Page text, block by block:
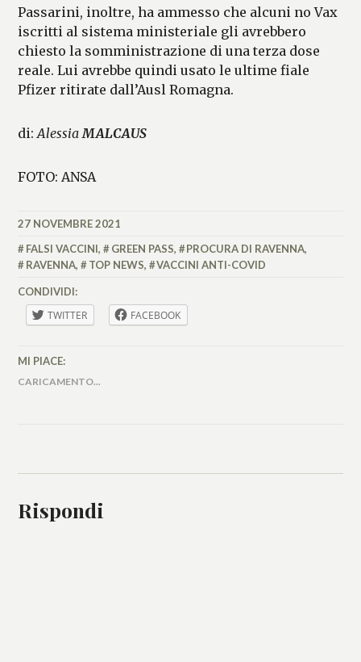
Passarini, inoltre, ha ammesso che alcuni no Vax
iscritti al sistema ministeriale gli avrebbero
chiesto la somministrazione di una terza dose
reale. Lui avrebbe quindi usato le ultime fiale
Pfizer ritirate dall’Ausl Romagna.
di:AlessiaMALCAUS
FOTO: ANSA
ALESSIA
27 NOVEMBRE 2021
FALSI VACCINI, GREEN PASS, PROCURA DI RAVENNA,
RAVENNA, TOP NEWS, VACCINI ANTI-COVID
CONDIVIDI:
TWITTER FACEBOOK
MI PIACE:
CARICAMENTO...
Rispondi